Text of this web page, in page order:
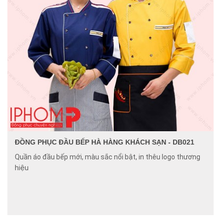
ĐỒNG PHỤC ĐẦU BẾP HÀ HÀNG KHÁCH SẠN - DB021
Quần áo đầu bếp mới, màu sắc nổi bật, in thêu logo thương
hiệu